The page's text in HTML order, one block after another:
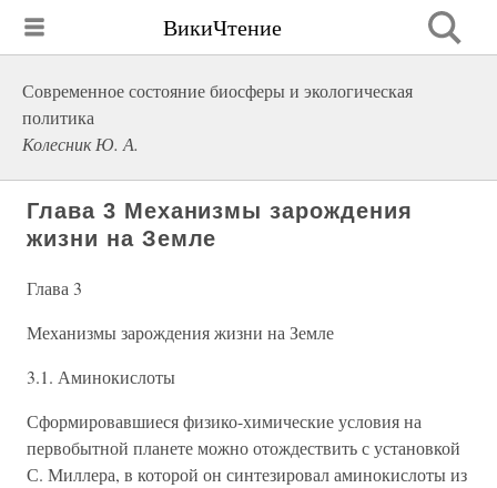
ВикиЧтение
Современное состояние биосферы и экологическая
политика
Колесник Ю. А.
Глава 3 Механизмы зарождения
жизни на Земле
Глава 3
Механизмы зарождения жизни на Земле
3.1. Аминокислоты
Сформировавшиеся физико-химические условия на
первобытной планете можно отождествить с установкой
С. Миллера, в которой он синтезировал аминокислоты из